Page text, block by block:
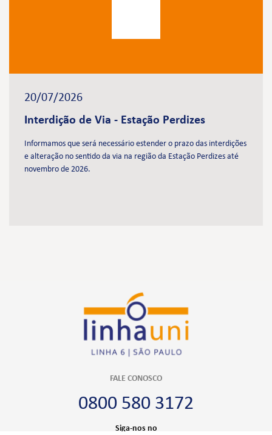
20/07/2026
Interdição de Via - Estação Perdizes
Informamos que será necessário estender o prazo das interdições
e alteração no sentido da via na região da Estação Perdizes até
novembro de 2026.
FALE CONOSCO
0800 580 3172
Siga-nos no